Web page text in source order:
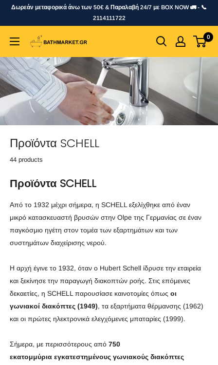
SkipΔωρεάν μεταφορικά άνω των 50€ & Παραλαβή 24/7 με BOX NOW 🚛 - 📞
2114111722
bathmarket.gr 0
Προϊόντα SCHELL
44 products
Προϊόντα SCHELL
Από το 1932 μέχρι σήμερα, η SCHELL εξελίχθηκε από έναν
μικρό κατασκευαστή βρυσών στην Olpe της Γερμανίας σε έναν
παγκόσμιο ηγέτη στον τομέα των εξαρτημάτων και των
συστημάτων διαχείρισης νερού.
Η αρχή έγινε το 1932, όταν ο Hubert Schell ίδρυσε την εταιρεία
και ξεκίνησε την παραγωγή διακοπτών ροής. Στις επόμενες
δεκαετίες, η SCHELL παρουσίασε καινοτομίες όπως οι
γωνιακοί διακόπτες (1949), τα εξαρτήματα θέρμανσης (1962)
και οι πρώτες ηλεκτρονικά ελεγχόμενες μπαταρίες (1999).
Σήμερα, με περισσότερους από 750
εκατομμύρια εγκατεστημένους γωνιακούς διακόπτες